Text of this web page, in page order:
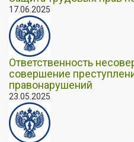
17.06.2025
Ответственность
совершение
правонарушений
23.05.2025